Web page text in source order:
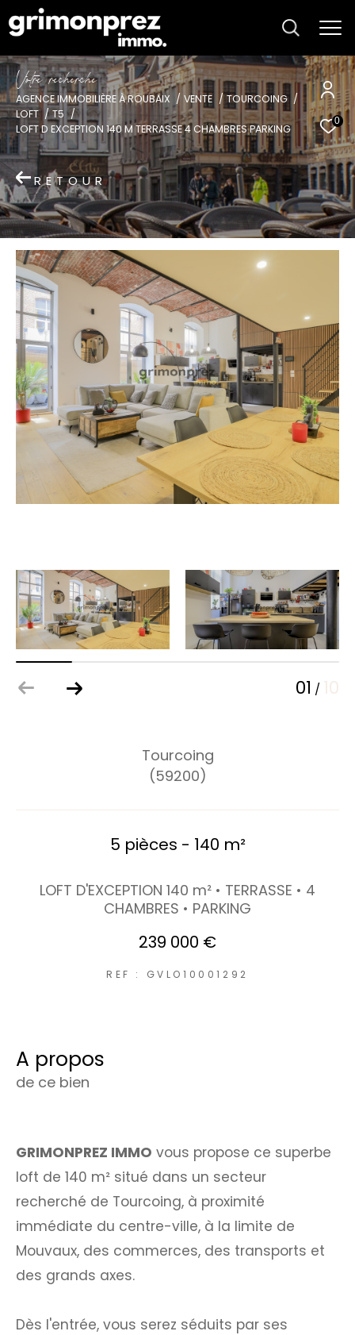
0
Votre recherche
AGENCE IMMOBILIÈRE À ROUBAIX VENTE
TOURCOING
LOFT
T5
LOFT D EXCEPTION 140 M TERRASSE 4 CHAMBRES PARKING
RETOUR
01 / 10
Tourcoing
(59200)
5 pièces - 140 m²
LOFT D'EXCEPTION 140 m² • TERRASSE • 4
CHAMBRES • PARKING
239 000 €
REF : GVLO10001292
a propos
de ce bien
GRIMONPREZ IMMO vous propose ce superbe
loft de 140 m² situé dans un secteur
recherché de Tourcoing, à proximité
immédiate du centre-ville, à la limite de
Mouvaux, des commerces, des transports et
des grands axes.
Dès l'entrée, vous serez séduits par ses